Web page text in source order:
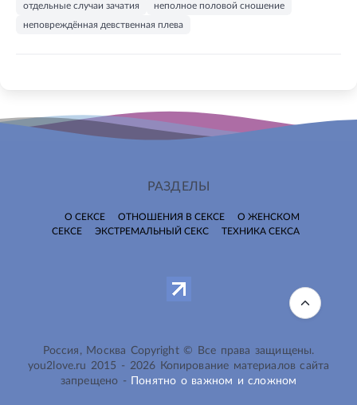
отдельные случаи зачатия
неполное половой сношение
неповреждённая девственная плева
РАЗДЕЛЫ
О СЕКСЕ ОТНОШЕНИЯ В СЕКСЕ
О ЖЕНСКОМ
СЕКСЕ
ЭКСТРЕМАЛЬНЫЙ СЕКС ТЕХНИКА СЕКСА
Россия, Москва Copyright © Все права защищены.
you2love.ru 2015 - 2026 Копирование материалов сайта
запрещено -
Понятно о важном и сложном